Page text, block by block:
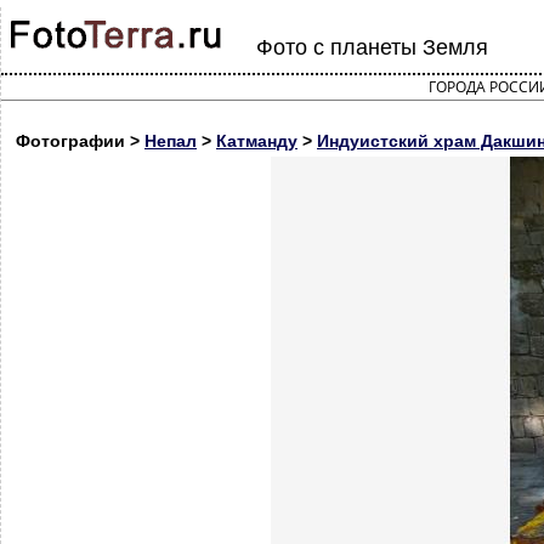
Фото с планеты Земля
ГОРОДА
Фотографии > Непал > Катманду > Индуистский храм